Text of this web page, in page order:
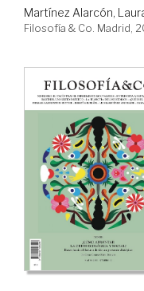
Martínez Alarcón,
Filosofía & Co. Madrid,